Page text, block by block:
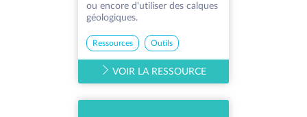
ou encore d'utiliser des calques
géologiques.
Ressources Outils
VOIR LA RESSOURCE